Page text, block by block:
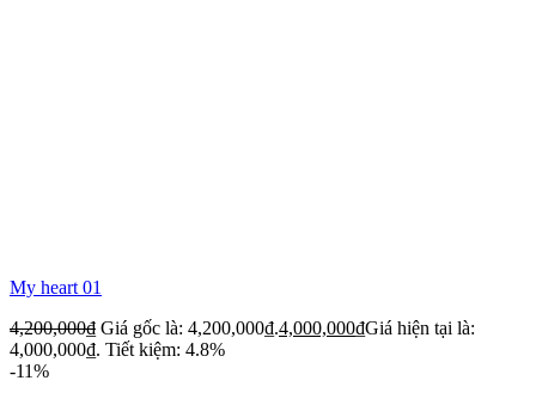
My heart 01
4,200,000₫ Giá gốc là: 4,200,000₫.4,000,000₫Giá hiện tại là:
4,000,000₫. Tiết kiệm: 4.8%
-11%